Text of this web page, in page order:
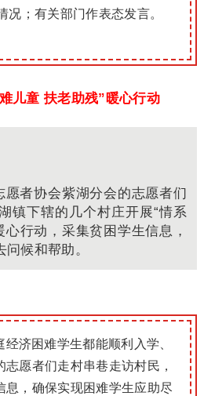
况；有关部门作表态发言。
儿童 扶老助残”暖心行动
愿者协会紫湖分会的志愿者们
镇下辖的几个村庄开展“情系
心行动，采集贫困学生信息，
候和帮助。
济困难学生都能顺利入学、
愿者们走村串巷走访村民，
息，确保实现困难学生应助尽